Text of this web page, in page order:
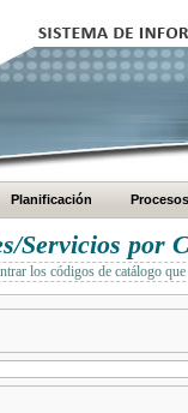
Planificación Procesos
Servicios por
los códigos de catálogo